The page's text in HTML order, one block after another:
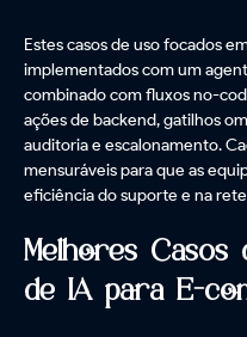
Estes casos de uso focados
implementados com um
combinado com fluxos no-
ações de backend, gatilhos
auditoria e escalonamento.
mensuráveis para que as
eficiência do suporte e na
Melhores Casos
de IA para E-